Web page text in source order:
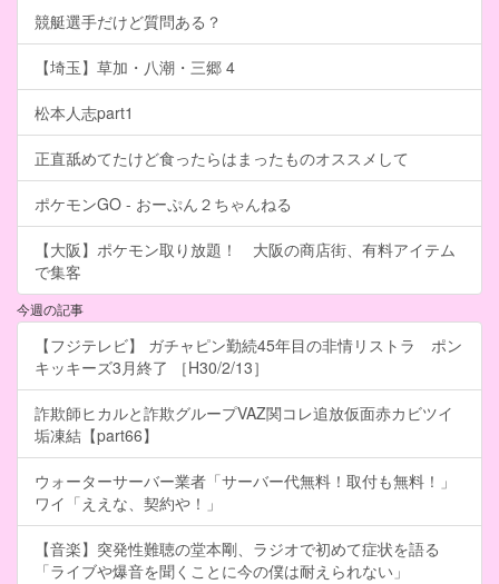
競艇選手だけど質問ある？
【埼玉】草加・八潮・三郷 4
松本人志part1
正直舐めてたけど食ったらはまったものオススメして
ポケモンGO - おーぷん２ちゃんねる
【大阪】ポケモン取り放題！ 大阪の商店街、有料アイテム
で集客
今週の記事
【フジテレビ】 ガチャピン勤続45年目の非情リストラ ポン
キッキーズ3月終了 ［H30/2/13］
詐欺師ヒカルと詐欺グループVAZ関コレ追放仮面赤カビツイ
垢凍結【part66】
ウォーターサーバー業者「サーバー代無料！取付も無料！」
ワイ「ええな、契約や！」
【音楽】突発性難聴の堂本剛、ラジオで初めて症状を語る
「ライブや爆音を聞くことに今の僕は耐えられない」